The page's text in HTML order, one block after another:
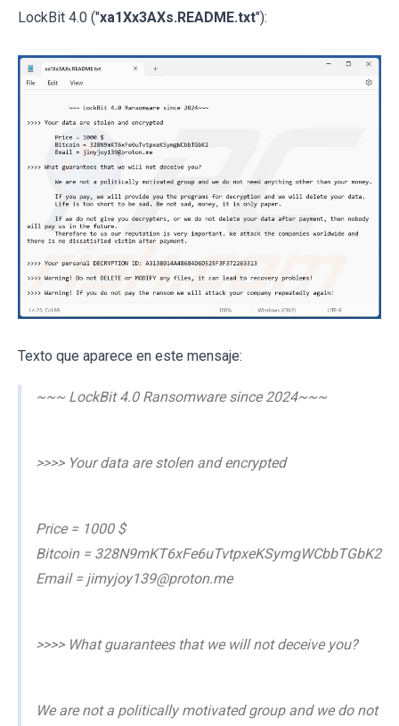
LockBit 4.0 ("xa1Xx3AXs.README.txt"):
Texto que aparece en este mensaje:
~~~ LockBit 4.0 Ransomware since 2024~~~
>>>> Your data are stolen and encrypted
Price = 1000 $
Bitcoin = 328N9mKT6xFe6uTvtpxeKSymgWCbbTGbK2
Email = jimyjoy139@proton.me
>>>> What guarantees that we will not deceive you?
We are not a politically motivated group and we do not